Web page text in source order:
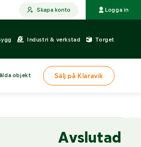
Skapa konto Logga in
Industri & verkstad Torget
objekt Sälj på Klaravik
Avslutad